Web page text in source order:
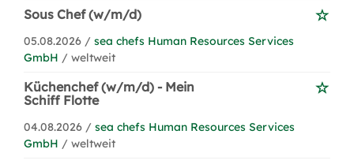
Sous Chef (w/m/d)
05.08.2026 / sea chefs Human Resources Services
GmbH / weltweit
Küchenchef (w/m/d) - Mein
Schiff Flotte
04.08.2026 / sea chefs Human Resources Services
GmbH / weltweit